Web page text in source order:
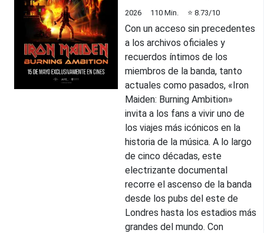
2026 110 Min. ⭐ 8.73/10
Con un acceso sin precedentes
a los archivos oficiales y
recuerdos íntimos de los
miembros de la banda, tanto
actuales como pasados, «Iron
Maiden: Burning Ambition»
invita a los fans a vivir uno de
los viajes más icónicos en la
historia de la música. A lo largo
de cinco décadas, este
electrizante documental
recorre el ascenso de la banda
desde los pubs del este de
Londres hasta los estadios más
grandes del mundo. Con